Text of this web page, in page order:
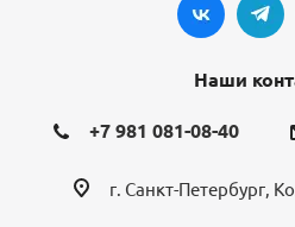
Наши
+7 981 081-08-40
г. Санкт-Петербург,